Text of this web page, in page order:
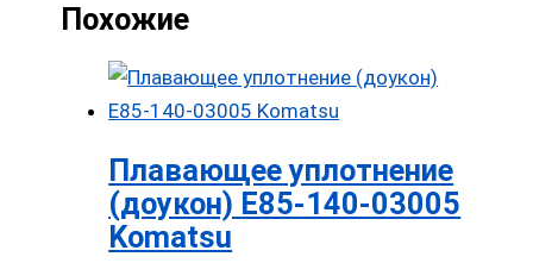
Похожие
Плавающее уплотнение
(доукон) E85-140-03005
Komatsu